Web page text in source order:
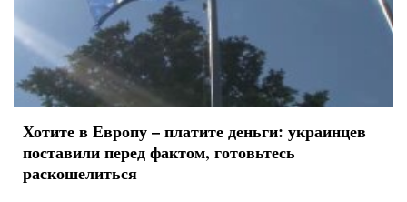
Хотите в Европу – платите деньги: украинцев
поставили перед фактом, готовьтесь
раскошелиться